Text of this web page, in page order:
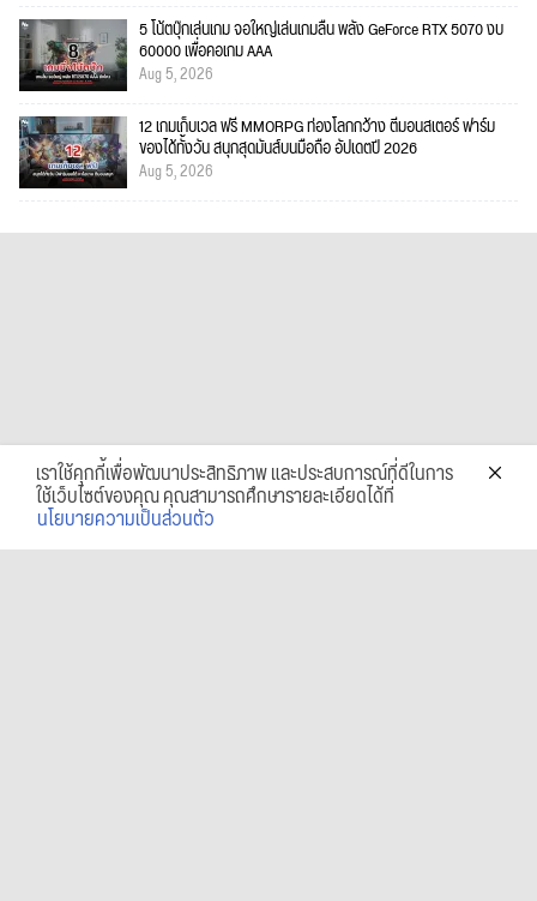
5 โน้ตบุ๊กเล่นเกม จอใหญ่เล่นเกมลื่น พลัง GeForce RTX 5070 งบ
60000 เพื่อคอเกม AAA
Aug 5, 2026
12 เกมเก็บเวล ฟรี MMORPG ท่องโลกกว้าง ตีมอนสเตอร์ ฟาร์ม
ของได้ทั้งวัน สนุกสุดมันส์บนมือถือ อัปเดตปี 2026
Aug 5, 2026
เราใช้คุกกี้เพื่อพัฒนาประสิทธิภาพ และประสบการณ์ที่ดีในการ
ใช้เว็บไซต์ของคุณ คุณสามารถศึกษารายละเอียดได้ที่
นโยบายความเป็นส่วนตัว